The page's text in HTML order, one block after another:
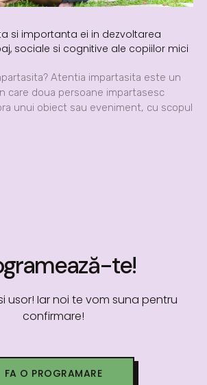
si importanta ei in dezvoltarea
sociale si cognitive ale copiilor mici
Atentia impartasita este un
care doua persoane impartasesc
unui obiect sau eveniment, cu scopul
te!
usor! Iar noi te vom suna pentru
confirmare!
FA O PROGRAMARE